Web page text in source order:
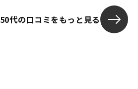
50代の口コミをもっと見る